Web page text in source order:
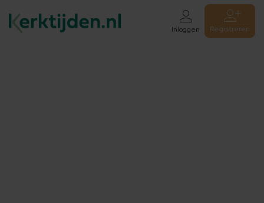
Inloggen Registreren